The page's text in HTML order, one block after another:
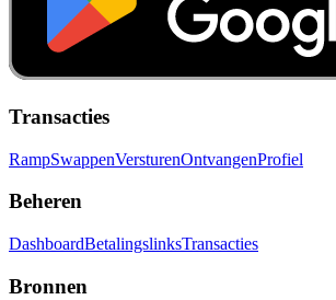
Transacties
RampSwappenVersturenOntvangenProfiel
Beheren
DashboardBetalingslinksTransacties
Bronnen